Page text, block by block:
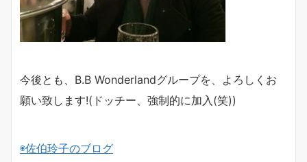
今後とも、B.B Wonderlandグループを、よろしくお
願い致します!(ドッチー、強制的に加入(笑))
◉佐伯玲子のブログ